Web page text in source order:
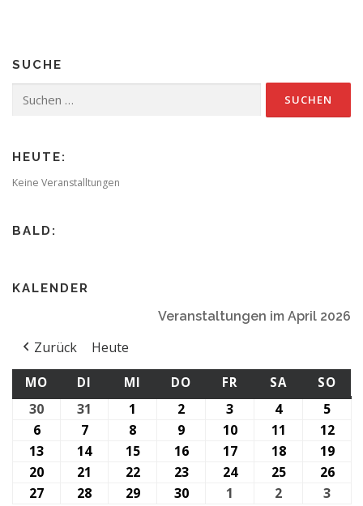
SUCHE
nach:
HEUTE:
Keine Veranstalltungen
BALD:
KALENDER
Veranstaltungen im April 2026
Zurück Heute
MO MONTAG
DI DIENSTAG
MI MITTWOCH
DO DONNERSTAG
FRFREITAG
SASAMSTAG
SO
30
31
2026
1
2026
2
2026
3
April
2026
44.
April
2026
5
April
2026
66.
April
2026
77.
April
2026
8
April
2026
9
April
2026
1010.
April
2026
11
April
2026
1212.
2026
13 1414.
1515.
April
2026
1616.
April
2026
1717.
April
1818.
April
1919.
20 21 2222.
April
2323.
April
2424.
2525.
2626.
27 28 2929.
3030.
1 2 3